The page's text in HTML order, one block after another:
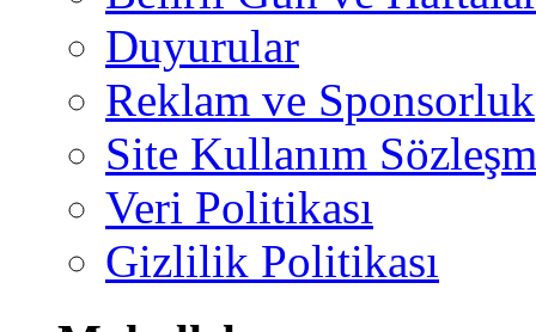
Duyurular
Reklam ve Sponsorluk
Site Kullanım
Veri Politikası
Gizlilik Politikası